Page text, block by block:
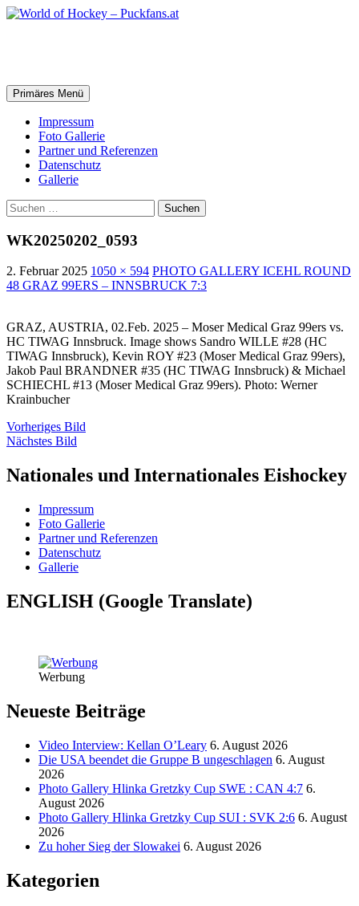
Zum
Suchen
Primäres Menü
Impressum
Foto Gallerie
Partner und Referenzen
Datenschutz
Gallerie
Suchen
nach:
WK20250202_0593
2. Februar 2025 1050 × 594 PHOTO GALLERY ICEHL ROUND
48 GRAZ 99ERS – INNSBRUCK 7:3
GRAZ, AUSTRIA, 02.Feb. 2025 – Moser Medical Graz 99ers vs.
HC TIWAG Innsbruck. Image shows Sandro WILLE #28 (HC
TIWAG Innsbruck), Kevin ROY #23 (Moser Medical Graz 99ers),
Jakob Paul BRANDNER #35 (HC TIWAG Innsbruck) & Michael
SCHIECHL #13 (Moser Medical Graz 99ers). Photo: Werner
Krainbucher
Vorheriges Bild
Nächstes Bild
Nationales und Internationales Eishockey
Impressum
Foto Gallerie
Partner und Referenzen
Datenschutz
Gallerie
ENGLISH (Google Translate)
Werbung
Neueste Beiträge
Video Interview: Kellan O’Leary 6. August 2026
Die USA beendet die Gruppe B ungeschlagen 6. August
2026
Photo Gallery Hlinka Gretzky Cup SWE : CAN 4:7 6.
August 2026
Photo Gallery Hlinka Gretzky Cup SUI : SVK 2:6 6. August
2026
Zu hoher Sieg der Slowakei 6. August 2026
Kategorien